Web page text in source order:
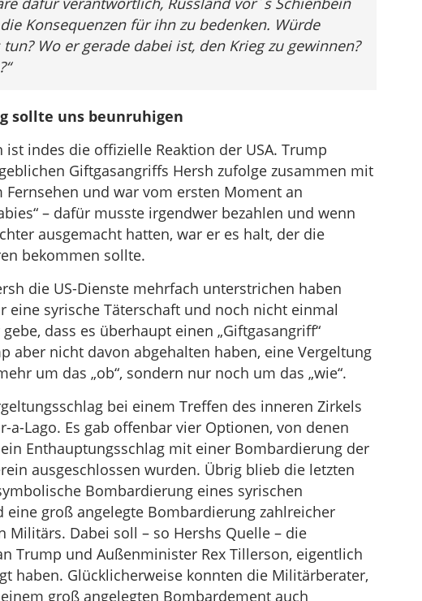
Konsequenzen für ihn zu bedenken. Würde
Wo er gerade dabei ist, den Krieg zu gewinnen?
sollte uns beunruhigen
indes die offizielle Reaktion der USA. Trump
Giftgasangriffs Hersh zufolge zusammen mit
und war vom ersten Moment an
– dafür musste irgendwer bezahlen und wenn
ausgemacht hatten, war er es halt, der die
bekommen sollte.
die US-Dienste mehrfach unterstrichen haben
eine syrische Täterschaft und noch nicht einmal
dass es überhaupt einen „Giftgasangriff“
aber nicht davon abgehalten haben, eine Vergeltung
um das „ob“, sondern nur noch um das „wie“.
bei einem Treffen des inneren Zirkels
a-Lago. Es gab offenbar vier Optionen, von denen
Enthauptungsschlag mit einer Bombardierung der
ausgeschlossen wurden. Übrig blieb die letzten
Bombardierung eines syrischen
groß angelegte Bombardierung zahlreicher
Militärs. Dabei soll – so Hershs Quelle – die
Trump und Außenminister Rex Tillerson, eigentlich
haben. Glücklicherweise konnten die Militärberater,
groß angelegten Bombardement auch